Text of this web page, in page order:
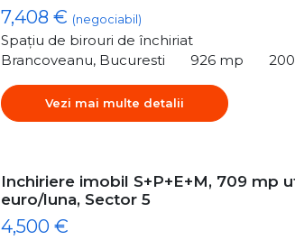
7,408 € (negociabil)
Spațiu de birouri de închiriat
Brancoveanu, Bucuresti
926 mp
Vezi mai multe detalii
Inchiriere imobil S+P+E+M, 709 mp
euro/luna, Sector 5
4,500 €